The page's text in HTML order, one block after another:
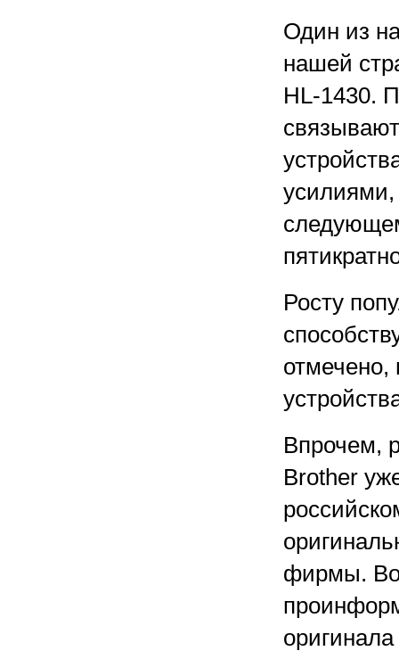
Один из
нашей
HL-1430.
усилиями,
Росту
отмечено,
Впрочем,
Brother
фирмы. Во